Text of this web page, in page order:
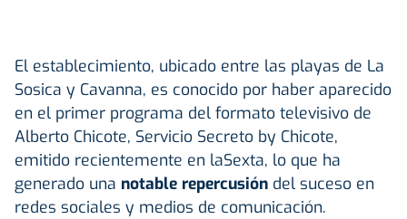
El establecimiento, ubicado entre las playas de La
Sosica y Cavanna, es conocido por haber aparecido
en el primer programa del formato televisivo de
Alberto Chicote, Servicio Secreto by Chicote,
emitido recientemente en laSexta, lo que ha
generado una notable repercusión del suceso en
redes sociales y medios de comunicación.